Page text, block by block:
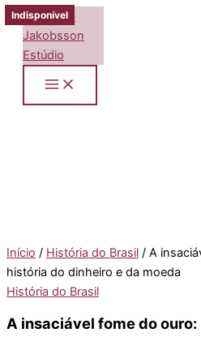
Ir
para
Início / História do Brasil / A
história do dinheiro e da moeda
História do Brasil
A insaciável fome do
Indisponível
Indisponível
Indisponível